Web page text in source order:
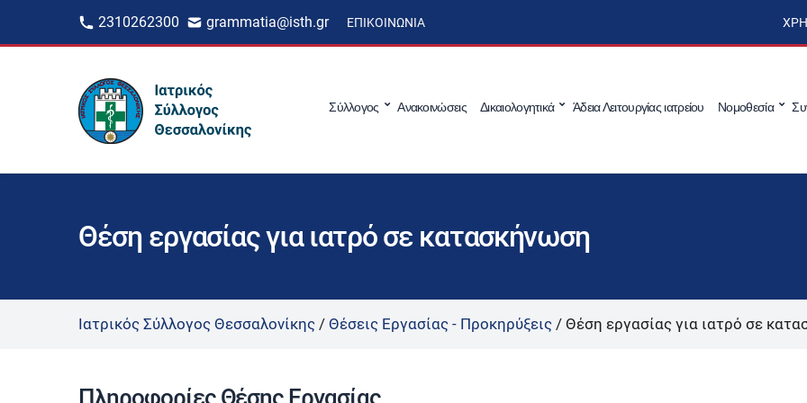
2310262300 grammatia@isth.gr ΕΠΙΚΟΙΝΩΝΊΑ
Σύλλογος Ανακοινώσεις Δικαιολογητικά Άδεια Λειτουργίας ιατρείου Νομοθεσία
Θέση εργασίας για ιατρό σε κατασκήνωση
Ιατρικός Σύλλογος Θεσσαλονίκης / Θέσεις Εργασίας - Προκηρύξεις / Θέση εργασίας για ιατρό σε
Πληροφορίες Θέσης Εργασίας